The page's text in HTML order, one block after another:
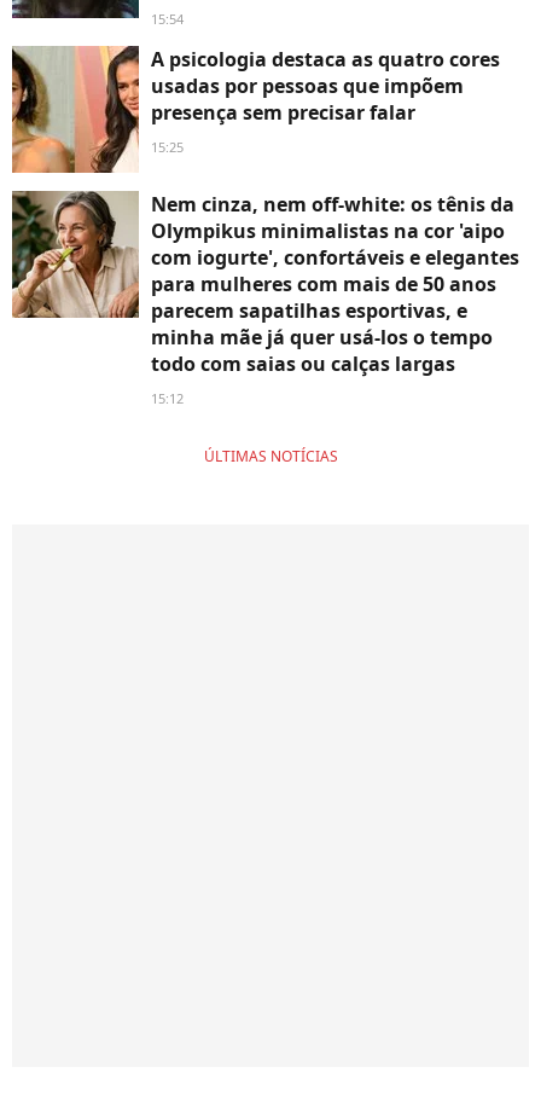
15:54
A psicologia destaca as quatro cores
usadas por pessoas que impõem
presença sem precisar falar
15:25
Nem cinza, nem off-white: os tênis da
Olympikus minimalistas na cor 'aipo
com iogurte', confortáveis e elegantes
para mulheres com mais de 50 anos
parecem sapatilhas esportivas, e
minha mãe já quer usá-los o tempo
todo com saias ou calças largas
15:12
ÚLTIMAS NOTÍCIAS